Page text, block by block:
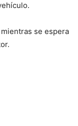
se espera